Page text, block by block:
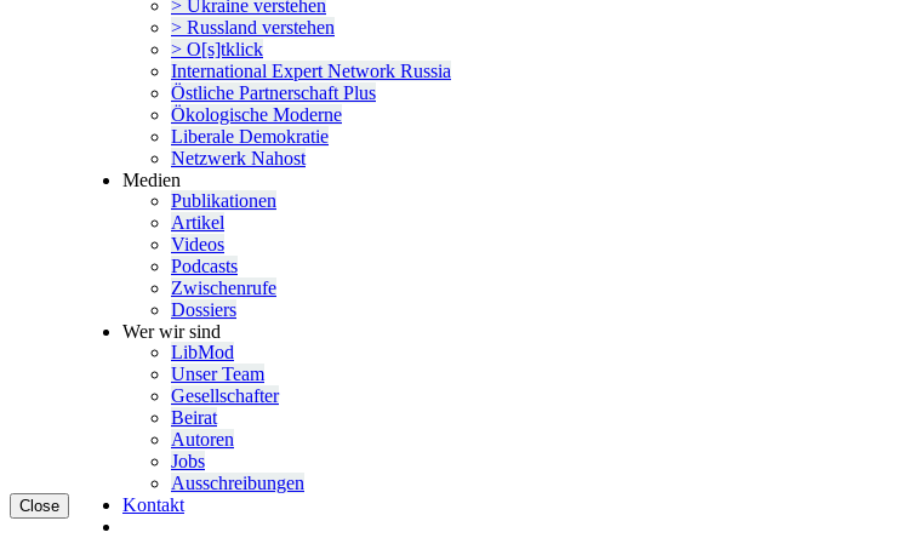
Close
> Ukraine verstehen
> Russland verstehen
> O[s]tklick
Inter­na­tional Expert Network Russia
Östliche Partner­schaft Plus
Ökolo­gische Moderne
Liberale Demokratie
Netzwerk Nahost
Medien
Publi­ka­tionen
Artikel
Videos
Podcasts
Zwischenrufe
Dossiers
Wer wir sind
LibMod
Unser Team
Gesell­schafter
Beirat
Autoren
Jobs
Ausschrei­bungen
Kontakt